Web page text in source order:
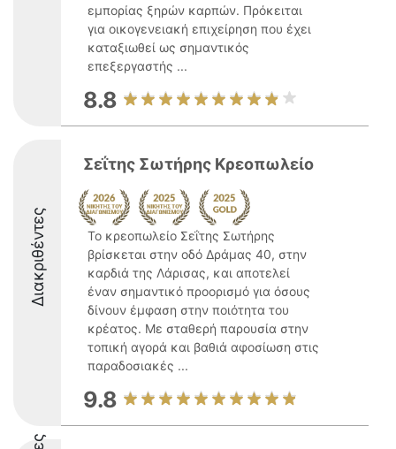
εμπορίας ξηρών καρπών. Πρόκειται
για οικογενειακή επιχείρηση που έχει
καταξιωθεί ως σημαντικός
επεξεργαστής ...
8.8
Διακριθέντες
Σεΐτης Σωτήρης Κρεοπωλείο
Το κρεοπωλείο Σεΐτης Σωτήρης
βρίσκεται στην οδό Δράμας 40, στην
καρδιά της Λάρισας, και αποτελεί
έναν σημαντικό προορισμό για όσους
δίνουν έμφαση στην ποιότητα του
κρέατος. Με σταθερή παρουσία στην
τοπική αγορά και βαθιά αφοσίωση στις
παραδοσιακές ...
9.8